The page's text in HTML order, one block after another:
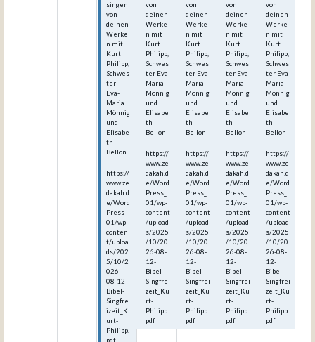
singen
von
deinen
Werke
n mit
Kurt
Philipp,
Schwes
ter
Eva-
Maria
Mönnig
und
Elisabe
th
Bellon
https://
www.ze
dakah.d
e/Word
Press_
01/wp-
conten
t/uploa
ds/202
5/10/2
026-
08-12-
Bibel-
Singfre
izeit_K
urt-
Philipp.
pdf
von
deinen
Werke
n mit
Kurt
Philipp,
Schwes
ter Eva-
Maria
Mönnig
und
Elisabe
th
Bellon
https://
www.ze
dakah.d
e/Word
Press_
01/wp-
content
/upload
s/2025
/10/20
26-08-
12-
Bibel-
Singfrei
zeit_Ku
rt-
Philipp.
pdf
von
deinen
Werke
n mit
Kurt
Philipp,
Schwes
ter Eva-
Maria
Mönnig
und
Elisabe
th
Bellon
https://
www.ze
dakah.d
e/Word
Press_
01/wp-
content
/upload
s/2025
/10/20
26-08-
12-
Bibel-
Singfrei
zeit_Ku
rt-
Philipp.
pdf
von
deinen
Werke
n mit
Kurt
Philipp,
Schwes
ter Eva-
Maria
Mönnig
und
Elisabe
th
Bellon
https://
www.ze
dakah.d
e/Word
Press_
01/wp-
content
/upload
s/2025
/10/20
26-08-
12-
Bibel-
Singfrei
zeit_Ku
rt-
Philipp.
pdf
von
deinen
Werke
n mit
Kurt
Philipp,
Schwes
ter Eva-
Maria
Mönnig
und
Elisabe
th
Bellon
https://
www.ze
dakah.d
e/Word
Press_
01/wp-
content
/upload
s/2025
/10/20
26-08-
12-
Bibel-
Singfrei
zeit_Ku
rt-
Philipp.
pdf